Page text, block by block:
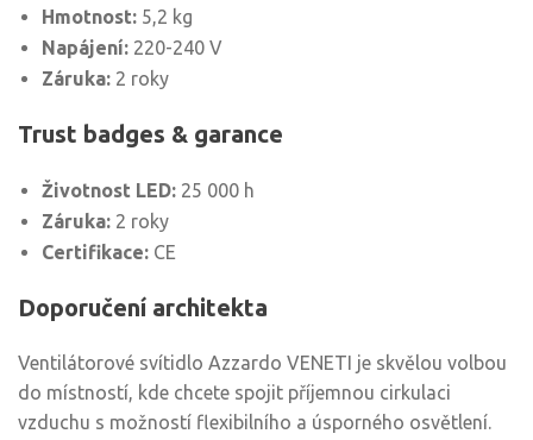
Hmotnost: 5,2 kg
Napájení: 220-240 V
Záruka: 2 roky
Trust badges & garance
Životnost LED: 25 000 h
Záruka: 2 roky
Certifikace: CE
Doporučení architekta
Ventilátorové svítidlo Azzardo VENETI je skvělou volbou
do místností, kde chcete spojit příjemnou cirkulaci
vzduchu s možností flexibilního a úsporného osvětlení.